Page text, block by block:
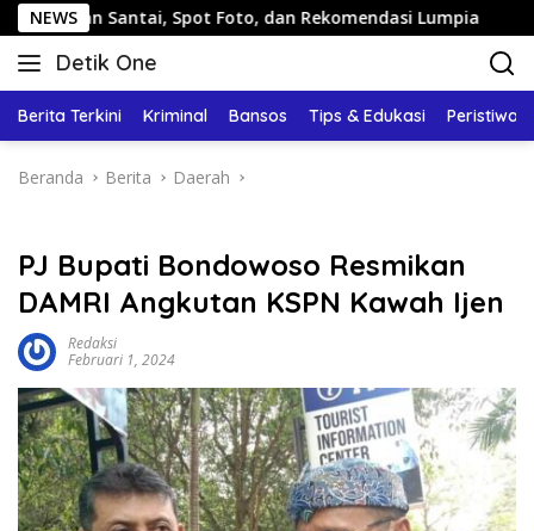
Langsung
ke
konten
NEWSSpot Foto, dan Rekomendasi Lumpia Panduan
Detik One
Tajam
Fakta
Berita Terkini Kriminal Bansos Tips & Edukasi Peristiwa
Beranda Berita Daerah
PJ Bupati Bondowoso Resmikan
DAMRI Angkutan KSPN Kawah Ijen
Redaksi
Februari 1, 2024